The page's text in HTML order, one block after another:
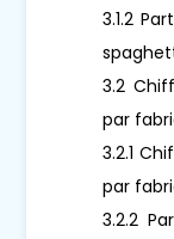
3.1.2
3.2
par
3.2.1
par
3.2.2